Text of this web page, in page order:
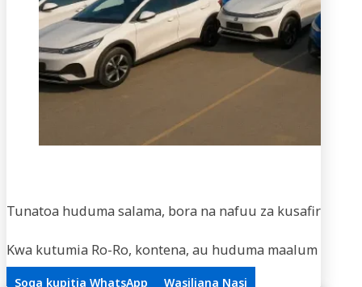
Tunatoa huduma salama, bora na nafuu za kusafirisha
Kwa kutumia Ro-Ro, kontena, au huduma maalum za
Soga kupitia WhatsApp Wasiliana Nasi